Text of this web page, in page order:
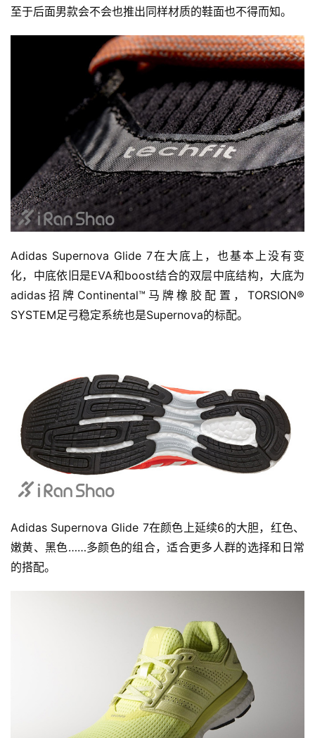
至于后面男款会不会也推出同样材质的鞋面也不得而知。
Adidas Supernova Glide 7在大底上，也基本上没有变
化，中底依旧是EVA和boost结合的双层中底结构，大底为
adidas招牌Continental™马牌橡胶配置，TORSION®
SYSTEM足弓稳定系统也是Supernova的标配。
Adidas Supernova Glide 7在颜色上延续6的大胆，红色、
嫩黄、黑色……多颜色的组合，适合更多人群的选择和日常
的搭配。